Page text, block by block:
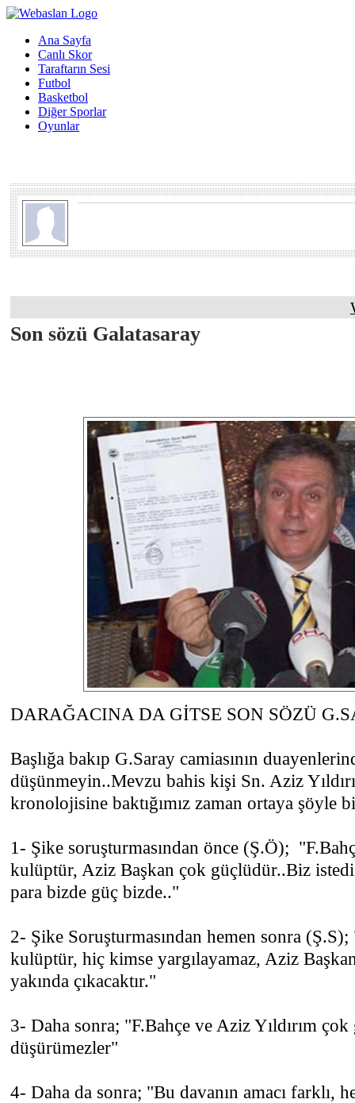
Ana Sayfa
Canlı Skor
Taraftarın Sesi
Futbol
Basketbol
Diğer Sporlar
Oyunlar
Son sözü Galatasaray
DARAĞACINA DA GİTSE SON SÖZÜ
Başlığa bakıp G.Saray camiasının
düşünmeyin..Mevzu bahis kişi Sn. Aziz
kronolojisine baktığımız zaman ortaya şöyle
1- Şike soruşturmasından önce (Ş.Ö);
kulüptür, Aziz Başkan çok güçlüdür..Biz
para bizde güç bizde.."
2- Şike Soruşturmasından hemen sonra
kulüptür, hiç kimse yargılayamaz, Aziz
yakında çıkacaktır."
3- Daha sonra; "F.Bahçe ve Aziz Yıldırım
düşürümezler"
4- Daha da sonra; "Bu davanın amacı farklı,